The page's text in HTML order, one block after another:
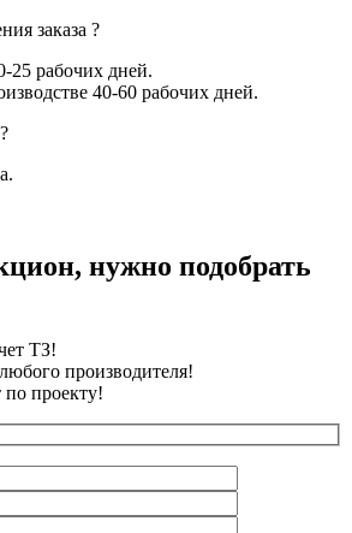
заказа ?
25 рабочих дней.
40-60 рабочих дней.
нужно подобрать
ТЗ!
производителя!
по проекту!